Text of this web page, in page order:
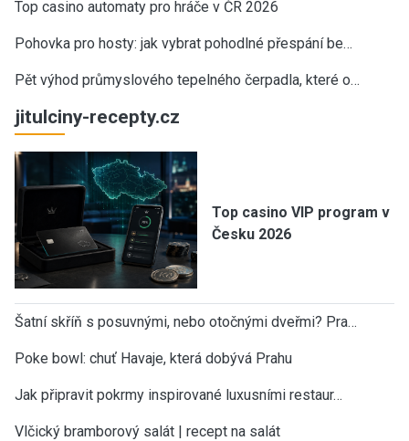
Top casino automaty pro hráče v ČR 2026
Pohovka pro hosty: jak vybrat pohodlné přespání be…
Pět výhod průmyslového tepelného čerpadla, které o…
jitulciny-recepty.cz
Top casino VIP program v
Česku 2026
Šatní skříň s posuvnými, nebo otočnými dveřmi? Pra…
Poke bowl: chuť Havaje, která dobývá Prahu
Jak připravit pokrmy inspirované luxusními restaur…
Vlčický bramborový salát | recept na salát